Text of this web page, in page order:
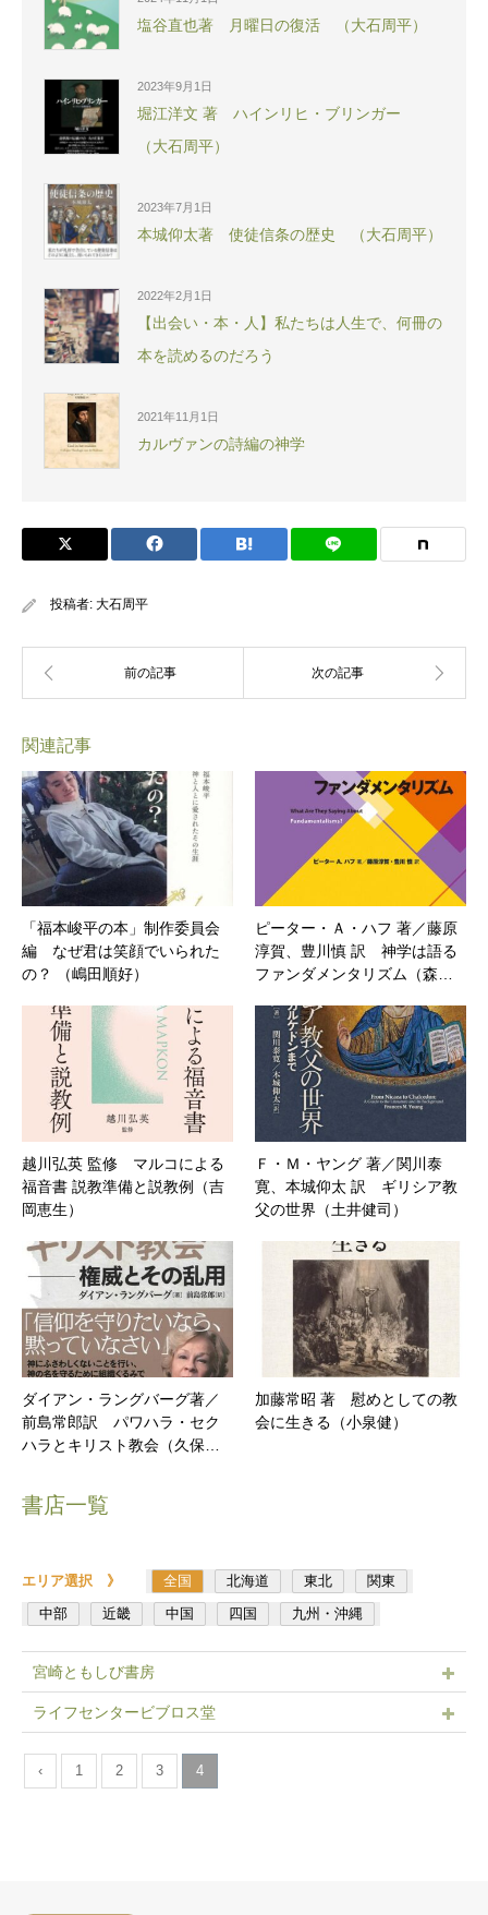
塩谷直也著 月曜日の復活 （大石周平）
2023年9月1日
堀江洋文 著 ハインリヒ・ブリンガー
（大石周平）
2023年7月1日
本城仰太著 使徒信条の歴史 （大石周平）
2022年2月1日
【出会い・本・人】私たちは人生で、何冊の
本を読めるのだろう
2021年11月1日
カルヴァンの詩編の神学
投稿者: 大石周平
関連記事
「福本峻平の本」制作委員会
編 なぜ君は笑顔でいられた
の？ （嶋田順好）
ピーター・Ａ・ハフ 著／藤原
淳賀、豊川慎 訳 神学は語る
ファンダメンタリズム（森…
越川弘英 監修 マルコによる
福音書 説教準備と説教例（吉
岡恵生）
Ｆ・Ｍ・ヤング 著／関川泰
寛、本城仰太 訳 ギリシア教
父の世界（土井健司）
ダイアン・ラングバーグ著／
前島常郎訳 パワハラ・セク
ハラとキリスト教会（久保…
加藤常昭 著 慰めとしての教
会に生きる（小泉健）
書店一覧
エリア選択 》 全国 北海道 東北
関東
中部
近畿 中国 四国 九州・沖縄
宮崎ともしび書房
ライフセンタービブロス堂
‹ 1 2 3 4